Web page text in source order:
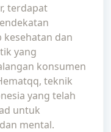
terdapat
dan
yang
konsumen
teknik
yang telah
untuk
mental.